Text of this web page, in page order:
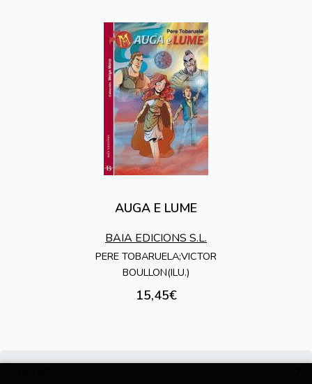
AUGA E LUME
BAIA EDICIONS S.L.
PERE TOBARUELA;VICTOR
BOULLON(ILU.)
15,45€